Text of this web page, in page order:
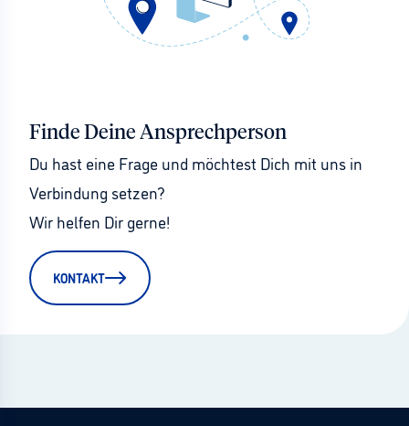
Finde Deine Ansprechperson
Du hast eine Frage und möchtest Dich mit uns in
Verbindung setzen?
Wir helfen Dir gerne!
KONTAKT